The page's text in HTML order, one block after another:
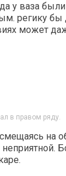
у ваза
регику бы
может
в правом ряду.
на